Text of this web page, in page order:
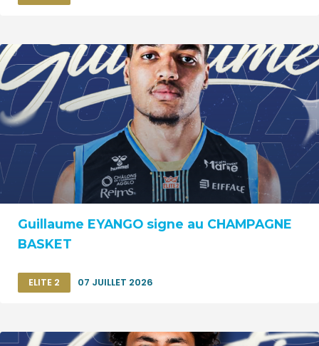
Guillaume EYANGO signe au CHAMPAGNE
BASKET
ELITE 2 07 JUILLET 2026